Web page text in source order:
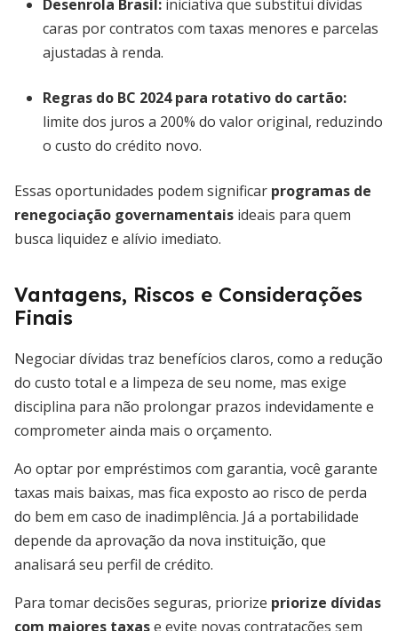
Desenrola Brasil: iniciativa que substitui dívidas
caras por contratos com taxas menores e parcelas
ajustadas à renda.
Regras do BC 2024 para rotativo do cartão:
limite dos juros a 200% do valor original, reduzindo
o custo do crédito novo.
Essas oportunidades podem significar programas de
renegociação governamentais ideais para quem
busca liquidez e alívio imediato.
Vantagens, Riscos e Considerações
Finais
Negociar dívidas traz benefícios claros, como a redução
do custo total e a limpeza de seu nome, mas exige
disciplina para não prolongar prazos indevidamente e
comprometer ainda mais o orçamento.
Ao optar por empréstimos com garantia, você garante
taxas mais baixas, mas fica exposto ao risco de perda
do bem em caso de inadimplência. Já a portabilidade
depende da aprovação da nova instituição, que
analisará seu perfil de crédito.
Para tomar decisões seguras, priorize priorize dívidas
com maiores taxase evite novas contratações sem